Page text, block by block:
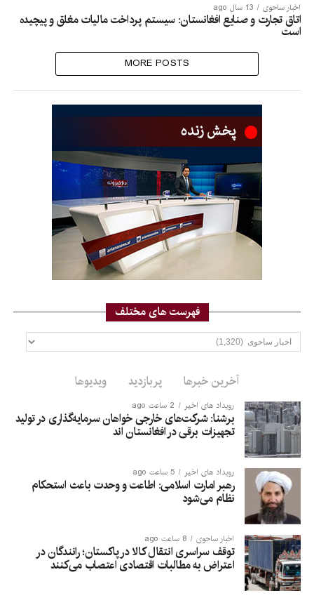
اخبار ساحوی 13 سال ago
اتاق تجارت و صنایع افغانستان: سیستم پرداخت مالیات مغلق و پیچیده
است
MORE POSTS
فهرست های مختلف
فهرست
های
مختلف
آخرین خبرها پربازدید ویدیوها
رویداد های اخیر 2 ساعت ago
برشنا: شرکت‌های خارجی خواهان سرمایه‌گذاری در تولید
تجهیزات برقی در افغانستان‌ اند
رویداد های اخیر 5 ساعت ago
رهبر امارت اسلامی: اطاعت و وحدت باعث استحکام
نظام می‌شود
اخبار ساحوی 8 ساعت ago
توقف سراسری انتقال کالا در پاکستان؛ رانندگان در
اعتراض به مطالبات اقتصادی اعتصاب می‌کنند